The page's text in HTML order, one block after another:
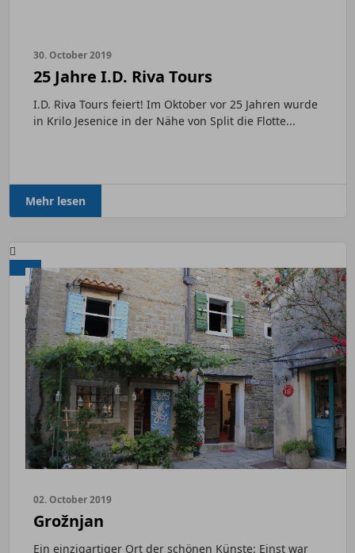
30. October 2019
25 Jahre I.D. Riva Tours
I.D. Riva Tours feiert! Im Oktober vor 25 Jahren wurde
in Krilo Jesenice in der Nähe von Split die Flotte...
Mehr lesen
02. October 2019
Grožnjan
Ein einzigartiger Ort der schönen Künste: Einst war